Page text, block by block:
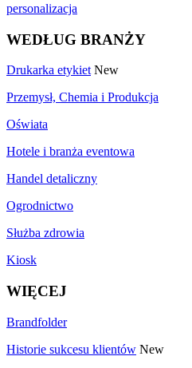
personalizacja
WEDŁUG BRANŻY
Drukarka etykiet New
Przemysł, Chemia i Produkcja
Oświata
Hotele i branża eventowa
Handel detaliczny
Ogrodnictwo
Służba zdrowia
Kiosk
WIĘCEJ
Brandfolder
Historie sukcesu klientów New